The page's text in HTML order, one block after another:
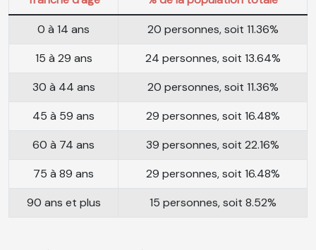
0 à 14 ans
20 personnes, soit 11.36%
15 à 29 ans
24 personnes, soit 13.64%
30 à 44 ans
20 personnes, soit 11.36%
45 à 59 ans
29 personnes, soit 16.48%
60 à 74 ans
39 personnes, soit 22.16%
75 à 89 ans
29 personnes, soit 16.48%
90 ans et plus
15 personnes, soit 8.52%